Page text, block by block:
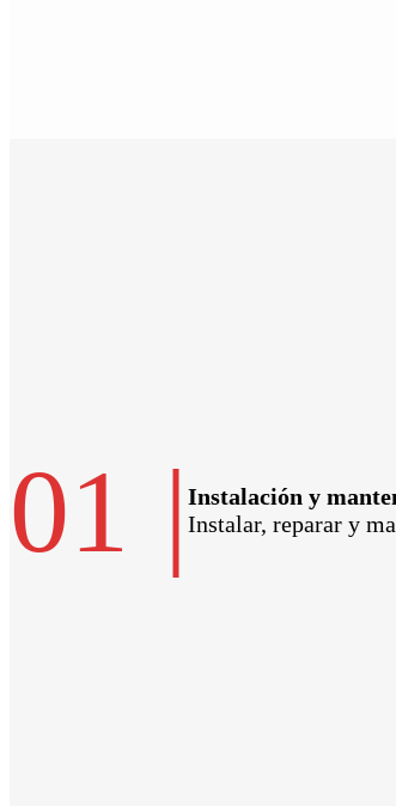
01 | Instalación y
Instalar, reparar y